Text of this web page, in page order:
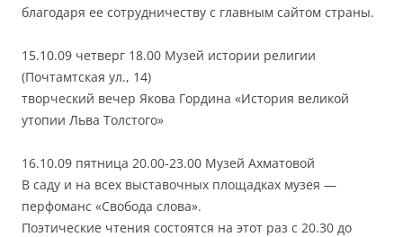
благодаря ее сотрудничеству с главным сайтом страны.
15.10.09 четверг 18.00 Музей истории религии
(Почтамтская ул., 14)
творческий вечер Якова Гордина «История великой
утопии Льва Толстого»
16.10.09 пятница 20.00-23.00 Музей Ахматовой
В саду и на всех выставочных площадках музея —
перфоманс «Свобода слова».
Поэтические чтения состоятся на этот раз с 20.30 до